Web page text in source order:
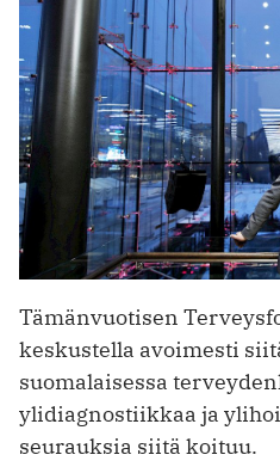
Tämänvuotisen
keskustella avoimesti
suomalaisessa
ylidiagnostiikkaa ja
seurauksia siitä koituu.